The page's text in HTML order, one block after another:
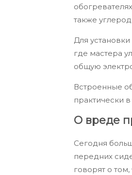
также
Для
где мастера
общую
Встроенные
практически
О вреде
Сегодня
передних
говорят о